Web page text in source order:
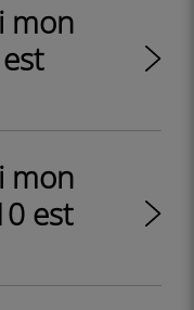
mon
mon
est